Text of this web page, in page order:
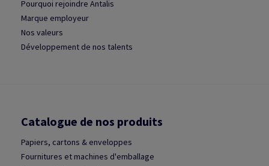
Pourquoi rejoindre Antalis
Marque employeur
Nos valeurs
Développement de nos talents
Catalogue de nos produits
Papiers, cartons & enveloppes
Fournitures et machines d'emballage